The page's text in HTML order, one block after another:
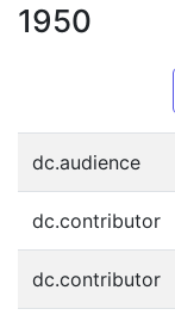
1950
dc.audience
dc.contributor
dc.contributor